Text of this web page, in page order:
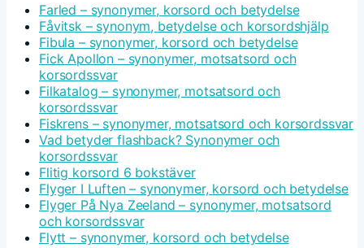
Farled – synonymer, korsord och betydelse
Fåvitsk – synonym, betydelse och korsordshjälp
Fibula – synonymer, korsord och betydelse
Fick Apollon – synonymer, motsatsord och
korsordssvar
Filkatalog – synonymer, motsatsord och
korsordssvar
Fiskrens – synonymer, motsatsord och korsordssvar
Vad betyder flashback? Synonymer och
korsordssvar
Flitig korsord 6 bokstäver
Flyger I Luften – synonymer, korsord och betydelse
Flyger På Nya Zeeland – synonymer, motsatsord
och korsordssvar
Flytt – synonymer, korsord och betydelse